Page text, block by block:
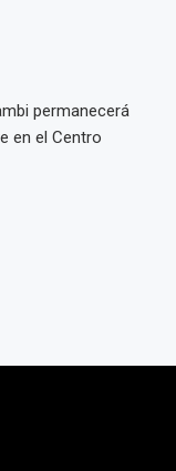
permanecerá
en el Centro